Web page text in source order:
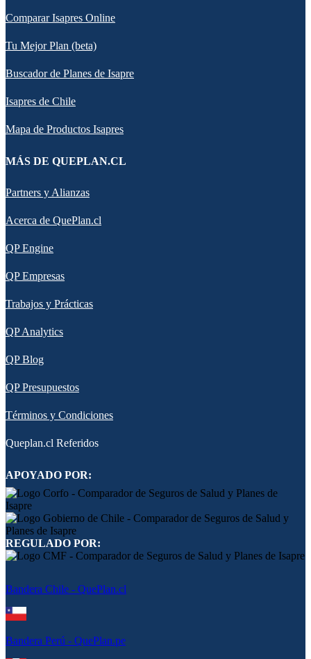
Comparar Isapres Online
Tu Mejor Plan (beta)
Buscador de Planes de Isapre
Isapres de Chile
Mapa de Productos Isapres
MÁS DE QUEPLAN.CL
Partners y Alianzas
Acerca de QuePlan.cl
QP Engine
QP Empresas
Trabajos y Prácticas
QP Analytics
QP Blog
QP Presupuestos
Términos y Condiciones
Queplan.cl Referidos
APOYADO POR:
REGULADO POR:
Bandera Chile - QuePlan.cl
Bandera Perú - QuePlan.pe